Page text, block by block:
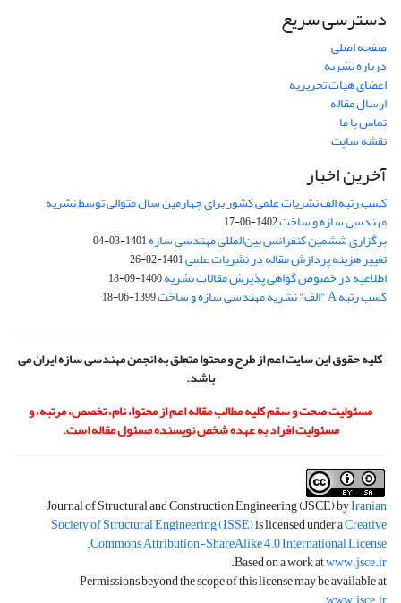
دسترسی سریع
صفحه اصلی
درباره نشریه
اعضای هیات تحریریه
ارسال مقاله
تماس با ما
نقشه سایت
آخرین اخبار
کسب رتبه الف نشریات علمی کشور برای چهارمین سال متوالی توسط نشریه
مهندسی سازه و ساخت1402-06-17
برگزاری ششمین کنفرانس بین‌المللی مهندسی سازه1401-03-04
تغییر هزینه پردازش مقاله در نشریات علمی1401-02-26
اطلاعیه در خصوص گواهی پذیرش مقالات نشریه1400-09-18
کسب رتبه A "الف" نشریه مهندسی سازه و ساخت 1399-06-18
کلیه حقوق این سایت اعم از طرح و محتوا متعلق به انجمن مهندسی سازه ایران می
باشد.
مسئولیت صحت و سقم کلیه مطالب مقاله اعم از محتوا، نام، تخصص، مرتبه، و
مسئولیت افراد به عهده شخص نویسنده مسئول مقاله است.
Journal of Structural and Construction Engineering (JSCE) byIranian
Society of Structural Engineering (ISSE)is licensed under aCreative
Commons Attribution-ShareAlike 4.0 International License
.
Based on a work atwww.jsce.ir
.
Permissions beyond the scope of this license may be available at